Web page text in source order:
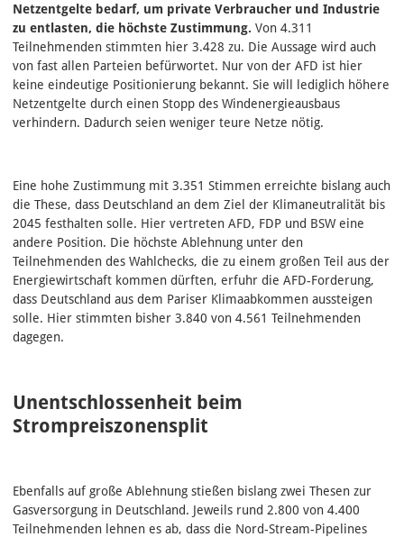
Netzentgelte bedarf, um private Verbraucher und Industrie
zu entlasten, die höchste Zustimmung. Von 4.311
Teilnehmenden stimmten hier 3.428 zu. Die Aussage wird auch
von fast allen Parteien befürwortet. Nur von der AFD ist hier
keine eindeutige Positionierung bekannt. Sie will lediglich höhere
Netzentgelte durch einen Stopp des Windenergieausbaus
verhindern. Dadurch seien weniger teure Netze nötig.
Eine hohe Zustimmung mit 3.351 Stimmen erreichte bislang auch
die These, dass Deutschland an dem Ziel der Klimaneutralität bis
2045 festhalten solle. Hier vertreten AFD, FDP und BSW eine
andere Position. Die höchste Ablehnung unter den
Teilnehmenden des Wahlchecks, die zu einem großen Teil aus der
Energiewirtschaft kommen dürften, erfuhr die AFD-Forderung,
dass Deutschland aus dem Pariser Klimaabkommen aussteigen
solle. Hier stimmten bisher 3.840 von 4.561 Teilnehmenden
dagegen.
Unentschlossenheit beim
Strompreiszonensplit
Ebenfalls auf große Ablehnung stießen bislang zwei Thesen zur
Gasversorgung in Deutschland. Jeweils rund 2.800 von 4.400
Teilnehmenden lehnen es ab, dass die Nord-Stream-Pipelines